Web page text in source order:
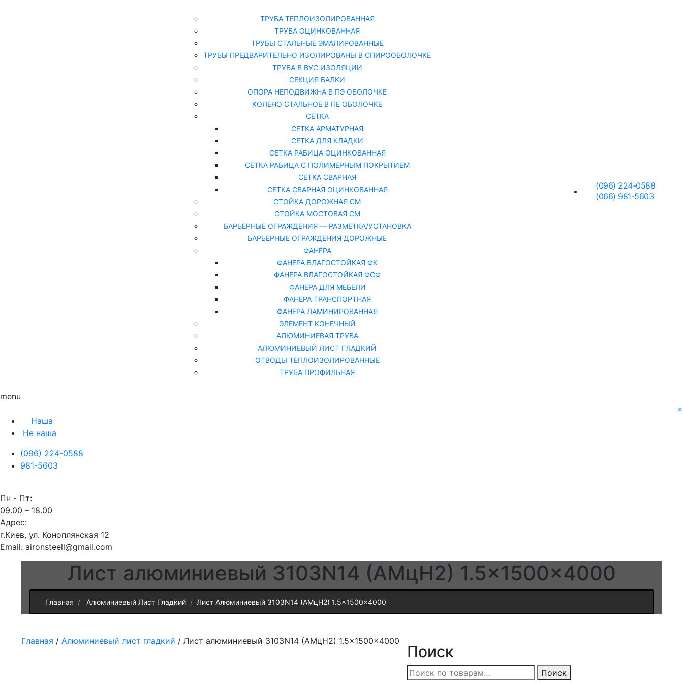
ТРУБА ТЕПЛОИЗОЛИРОВАННАЯ
ТРУБА ОЦИНКОВАННАЯ
ТРУБЫ СТАЛЬНЫЕ ЭМАЛИРОВАННЫЕ
ТРУБЫ ПРЕДВАРИТЕЛЬНО ИЗОЛИРОВАНЫ В СПИРООБОЛОЧКЕ
ТРУБА В ВУС ИЗОЛЯЦИИ
СЕКЦИЯ БАЛКИ
ОПОРА НЕПОДВИЖНА В ПЭ ОБОЛОЧКЕ
КОЛЕНО СТАЛЬНОЕ В ПЕ ОБОЛОЧКЕ
СЕТКА
СЕТКА АРМАТУРНАЯ
СЕТКА ДЛЯ КЛАДКИ
СЕТКА РАБИЦА ОЦИНКОВАННАЯ
СЕТКА РАБИЦА С ПОЛИМЕРНЫМ ПОКРЫТИЕМ
СЕТКА СВАРНАЯ
СЕТКА СВАРНАЯ ОЦИНКОВАННАЯ
СТОЙКА ДОРОЖНАЯ СМ
СТОЙКА МОСТОВАЯ СМ
БАРЬЕРНЫЕ ОГРАЖДЕНИЯ — РАЗМЕТКА/УСТАНОВКА
БАРЬЕРНЫЕ ОГРАЖДЕНИЯ ДОРОЖНЫЕ
ФАНЕРА
ФАНЕРА ВЛАГОСТОЙКАЯ ФК
ФАНЕРА ВЛАГОСТОЙКАЯ ФСФ
ФАНЕРА ДЛЯ МЕБЕЛИ
ФАНЕРА ТРАНСПОРТНАЯ
ФАНЕРА ЛАМИНИРОВАННАЯ
ЭЛЕМЕНТ КОНЕЧНЫЙ
АЛЮМИНИЕВАЯ ТРУБА
АЛЮМИНИЕВЫЙ ЛИСТ ГЛАДКИЙ
ОТВОДЫ ТЕПЛОИЗОЛИРОВАННЫЕ
ТРУБА ПРОФИЛЬНАЯ
(096) 224-0588
(066) 981-5603
menu
×
Наша
Не наша
(096) 224-0588
981-5603
Пн - Пт:
09.00 – 18.00
Адрес:
г.Киев, ул. Коноплянская 12
Email: aironsteell@gmail.com
Лист алюминиевый 3103N14 (АМцН2) 1.5x1500x4000
Главная Алюминиевый Лист Гладкий Лист Алюминиевый 3103N14 (АМцН2) 1.5x1500x4000
Главная / Алюминиевый лист гладкий / Лист алюминиевый 3103N14 (АМцН2) 1.5x1500x4000
Поиск
Искать: Поиск